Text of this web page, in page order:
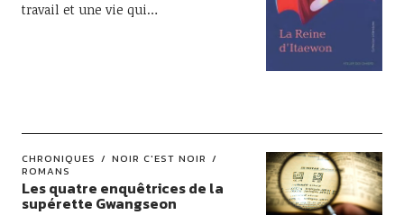
travail et une vie qui…
CHRONIQUES
NOIR C'EST NOIR
ROMANS
Les quatre enquêtrices de la
supérette Gwangseon